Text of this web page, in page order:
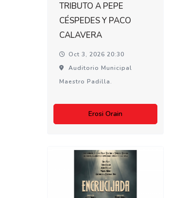
TRIBUTO A PEPE
CÉSPEDES Y PACO
CALAVERA
Oct 3, 2026 20:30
Auditorio Municipal
Maestro Padilla.
Erosi Orain